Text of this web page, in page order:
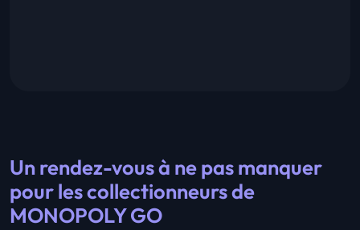
Un rendez-vous à ne pas manquer
pour les collectionneurs de
MONOPOLY GO